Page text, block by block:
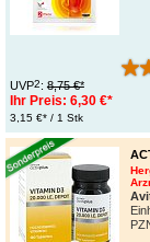
UVP2: 8,75 €*
Ihr Preis: 6,30 €*
3,15 €* / 1 Stk